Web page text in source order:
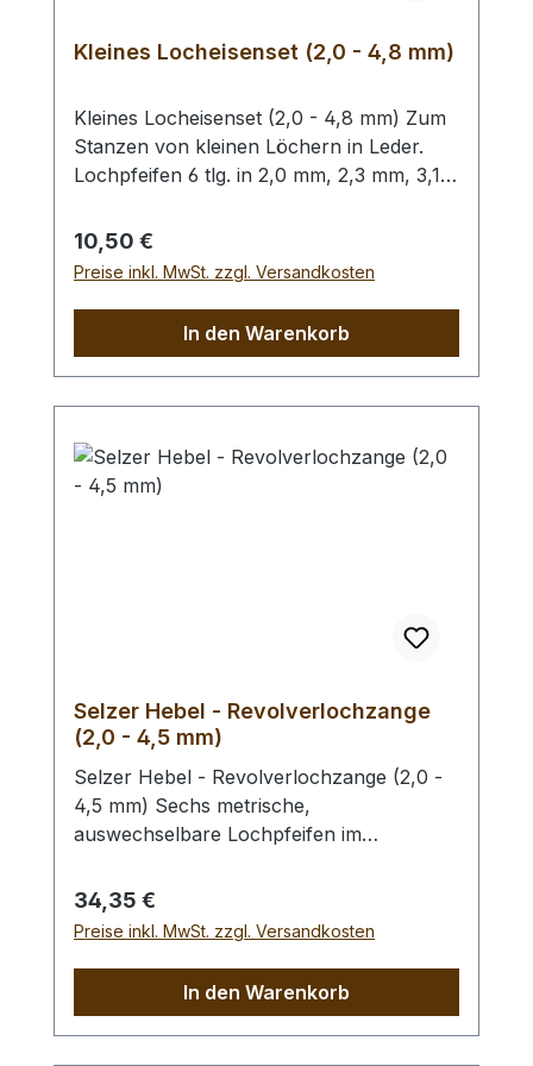
Kleines Locheisenset (2,0 - 4,8 mm)
Kleines Locheisenset (2,0 - 4,8 mm) Zum
Stanzen von kleinen Löchern in Leder.
Lochpfeifen 6 tlg. in 2,0 mm, 2,3 mm, 3,1
benutzen Sie zum Schlagen unbedingt
einen geeigneten Hammer (keinen
Stahlhammer) und eine geeignete
eine Beschädigung des Werkzeugs
auszuschliessen, siehe Zubehör.
Regulärer Preis:
10,50 €
Preise inkl. MwSt. zzgl. Versandkosten
In den Warenkorb
Selzer Hebel - Revolverlochzange
(2,0 - 4,5 mm)
Selzer Hebel - Revolverlochzange (2,0 -
4,5 mm) Sechs metrische,
auswechselbare Lochpfeifen im
4,0 und 4,5 mm. Mit Sichtfenster für
gewählten Lochdurchmesser.
Automatischer Feststeller, Oberfläche
Kunststoffgriffen. Höchste Qualität,
patentrechtlich geschützt, hergestellt in
Regulärer Preis:
34,35 €
Preise inkl. MwSt. zzgl. Versandkosten
In den Warenkorb